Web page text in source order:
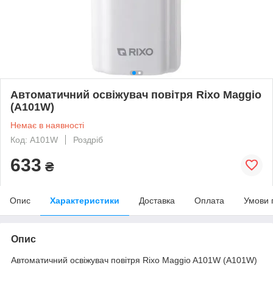
Автоматичний освіжувач повітря Rixo Maggio
(A101W)
Немає в наявності
Код: A101W
Роздріб
633 ₴
Опис Характеристики Доставка Оплата Умови
Опис
Автоматичний освіжувач повітря Rixo Maggio A101W (A101W)